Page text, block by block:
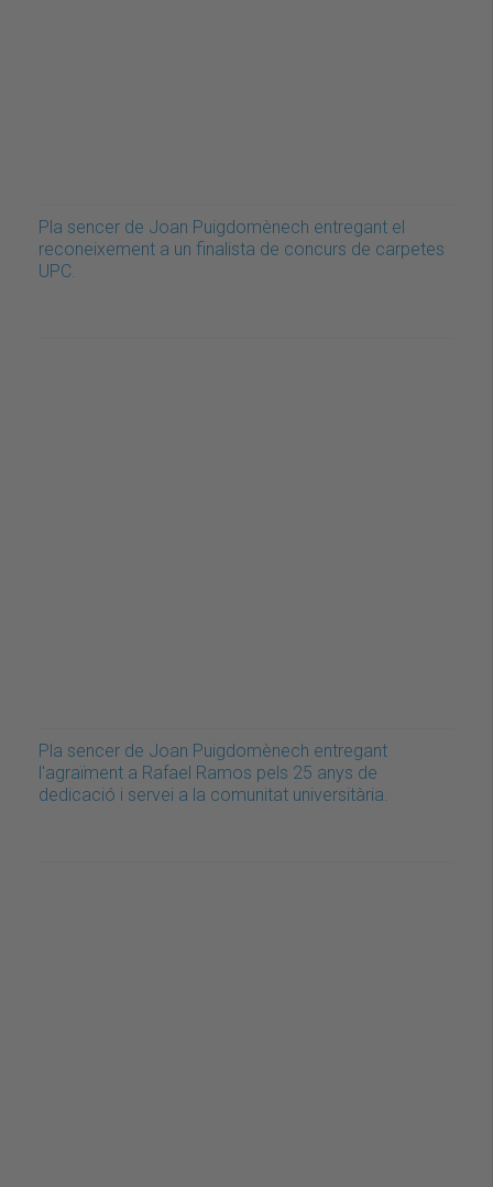
Pla sencer de Joan Puigdomènech entregant el
reconeixement a un finalista de concurs de carpetes
UPC.
Pla sencer de Joan Puigdomènech entregant
l'agraïment a Rafael Ramos pels 25 anys de
dedicació i servei a la comunitat universitària.